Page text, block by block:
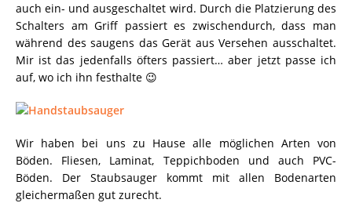
auch ein- und ausgeschaltet wird. Durch die Platzierung des
Schalters am Griff passiert es zwischendurch, dass man
während des saugens das Gerät aus Versehen ausschaltet.
Mir ist das jedenfalls öfters passiert… aber jetzt passe ich
auf, wo ich ihn festhalte 😉
Wir haben bei uns zu Hause alle möglichen Arten von
Böden. Fliesen, Laminat, Teppichboden und auch PVC-
Böden. Der Staubsauger kommt mit allen Bodenarten
gleichermaßen gut zurecht.